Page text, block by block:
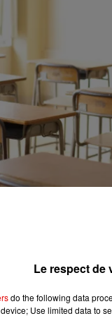
la Vallée de la
l’Éducation
scolaire Vauban
de l’ARS,
Le respect de
do the following data
Use limited data to